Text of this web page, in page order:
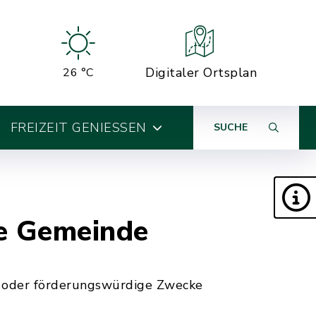
26 °C Digitaler Ortsplan
FREIZEIT GENIESSEN SUCHE
förderungswürdige Zwecke